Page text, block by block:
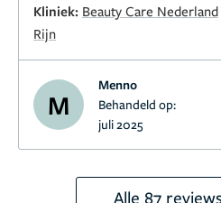
Kliniek: Beauty Care Nederland
Rijn
M
Menno
Behandeld op:
juli 2025
Alle 87